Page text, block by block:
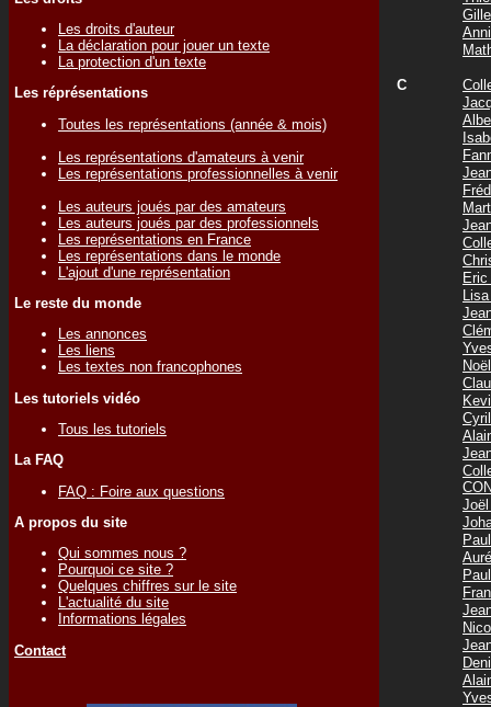
Les droits d'auteur
La déclaration pour jouer un texte
La protection d'un texte
Les réprésentations
Toutes les représentations (année & mois)
Les représentations d'amateurs à venir
Les représentations professionnelles à venir
Les auteurs joués par des amateurs
Les auteurs joués par des professionnels
Les représentations en France
Les représentations dans le monde
L'ajout d'une représentation
Le reste du monde
Les annonces
Les liens
Les textes non francophones
Les tutoriels vidéo
Tous les tutoriels
La FAQ
FAQ : Foire aux questions
A propos du site
Qui sommes nous ?
Pourquoi ce site ?
Quelques chiffres sur le site
L'actualité du site
Informations légales
Contact
C